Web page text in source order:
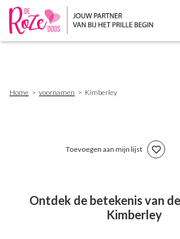
Home voornamen Kimberley
Toevoegen aan mijn lijst
Ontdek de betekenis van
Kimberley